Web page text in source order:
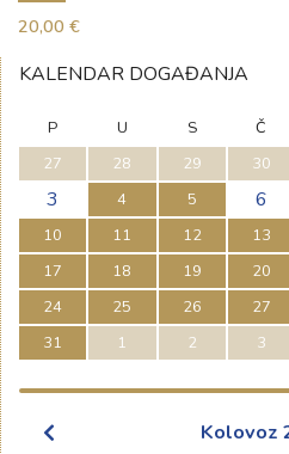
20,00 €
KALENDAR DOGAĐANJA
P U S Č
27
28 29 30
3 4 5 6
10
11 12 13
17
18 19 20
24
25 26 27
31
1 2 3
Kolovoz